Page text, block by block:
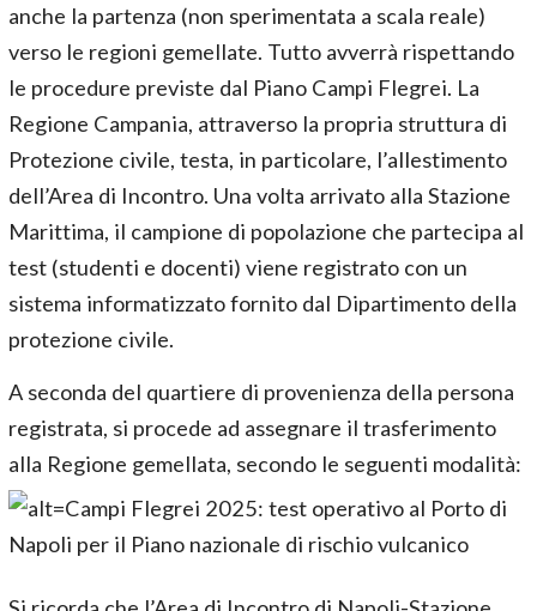
anche la partenza (non sperimentata a scala reale)
verso le regioni gemellate. Tutto avverrà rispettando
le procedure previste dal Piano Campi Flegrei. La
Regione Campania, attraverso la propria struttura di
Protezione civile, testa, in particolare, l’allestimento
dell’Area di Incontro. Una volta arrivato alla Stazione
Marittima, il campione di popolazione che partecipa al
test (studenti e docenti) viene registrato con un
sistema informatizzato fornito dal Dipartimento della
protezione civile.
A seconda del quartiere di provenienza della persona
registrata, si procede ad assegnare il trasferimento
alla Regione gemellata, secondo le seguenti modalità: